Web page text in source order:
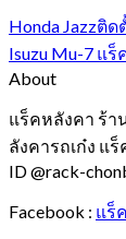
Honda Jazzติ
Isuzu Mu-7 แ
About
แร็คหลังคา ร้า
ลังคารถเก๋ง แ
ID @rack-
Facebook : แร็